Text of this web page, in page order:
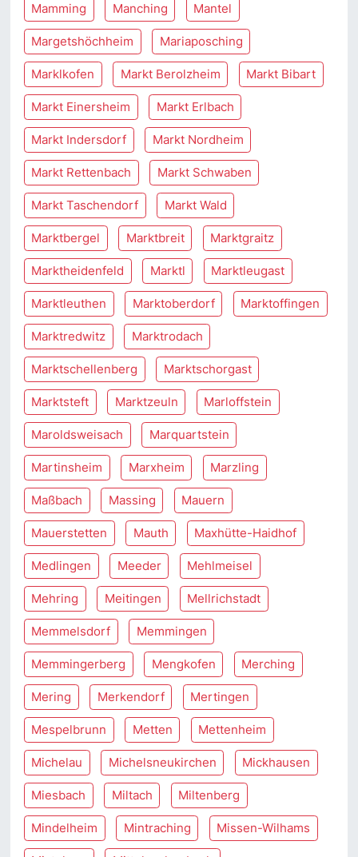
Mamming Manching Mantel
Margetshöchheim Mariaposching
Marklkofen Markt Berolzheim Markt Bibart
Markt Einersheim Markt Erlbach
Markt Indersdorf Markt Nordheim
Markt Rettenbach Markt Schwaben
Markt Taschendorf Markt Wald
Marktbergel Marktbreit Marktgraitz
Marktheidenfeld Marktl Marktleugast
Marktleuthen Marktoberdorf Marktoffingen
Marktredwitz Marktrodach
Marktschellenberg Marktschorgast
Marktsteft Marktzeuln Marloffstein
Maroldsweisach Marquartstein
Martinsheim Marxheim Marzling
Maßbach Massing Mauern
Mauerstetten Mauth Maxhütte-Haidhof
Medlingen Meeder Mehlmeisel
Mehring Meitingen Mellrichstadt
Memmelsdorf Memmingen
Memmingerberg Mengkofen Merching
Mering Merkendorf Mertingen
Mespelbrunn Metten Mettenheim
Michelau Michelsneukirchen Mickhausen
Miesbach Miltach Miltenberg
Mindelheim Mintraching Missen-Wilhams